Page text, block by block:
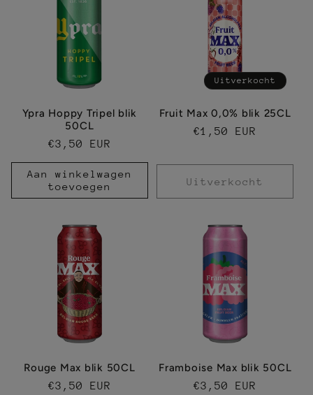
Ypra Hoppy Tripel blik
50CL
Normale
prijs
€3,50 EUR
Aan winkelwagen
toevoegen
Uitverkocht
Fruit Max 0,0% blik 25CL
Normale
€1,50 EUR
Uitverkocht
Rouge Max blik 50CL
Normale
€3,50 EUR
Framboise Max blik 50CL
Normale
€3,50 EUR